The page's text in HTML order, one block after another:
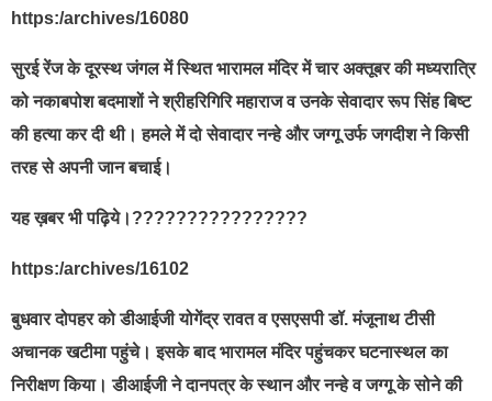
https:/archives/16080
सुरई रेंज के दूरस्थ जंगल में स्थित भारामल मंदिर में चार अक्तूबर की मध्यरात्रि
को नकाबपोश बदमाशों ने श्रीहरिगिरि महाराज व उनके सेवादार रूप सिंह बिष्ट
की हत्या कर दी थी। हमले में दो सेवादार नन्हे और जग्गू उर्फ जगदीश ने किसी
तरह से अपनी जान बचाई।
यह ख़बर भी पढ़िये।????????????????
https:/archives/16102
बुधवार दोपहर को डीआईजी योगेंद्र रावत व एसएसपी डॉ. मंजूनाथ टीसी
अचानक खटीमा पहुंचे। इसके बाद भारामल मंदिर पहुंचकर घटनास्थल का
निरीक्षण किया। डीआईजी ने दानपत्र के स्थान और नन्हे व जग्गू के सोने की